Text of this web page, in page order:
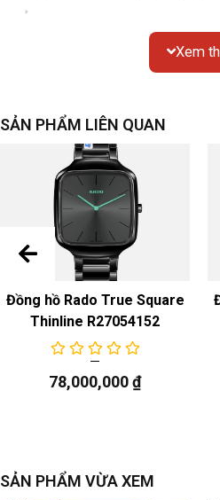
: tròn, thép không gỉ
Chống thấm nước: 50 mét
Kích thước: đường kính 38mm
quay số
Màu sắc & Chất liệu
: trắng
dây đeo đồng hồ
Màu sắc & Chất liệu
: Dây
gỉ/gốm tông vàng
: khóa gấp bằng thép
sự chuyển động
ngày
Xem
SẢN PHẨM LIÊN QUAN
Đồng hồ Rado True Square
Thinline R27054152
78,000,000₫
SẢN PHẨM VỪA XEM